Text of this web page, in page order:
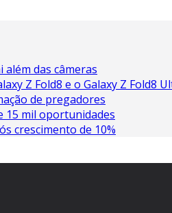
das câmeras
Z Fold8 e o Galaxy Z Fold8
de pregadores
15 mil oportunidades
crescimento de 10%